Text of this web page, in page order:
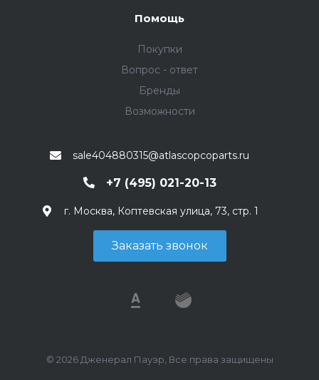
Помощь
Покупки
Вопрос - ответ
Бренды
Возможности
sale404880315@atlascopcoparts.ru
+7 (495) 021-20-13
г. Москва, Коптевская улица, 73, стр. 1
Заказать звонок
© 2026 Дженерал Пауэр, Все права защищены